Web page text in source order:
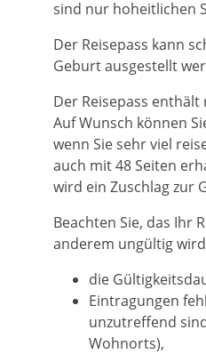
sind nur hoheitlichen
Der Reisepass kann
Geburt ausgestellt
Der Reisepass enthält
Auf Wunsch können
wenn Sie sehr viel
auch mit 48 Seiten
wird ein Zuschlag zur
Beachten Sie, das Ihr
anderem ungültig
die
Eintragungen
unzutreffend
Wohnorts),